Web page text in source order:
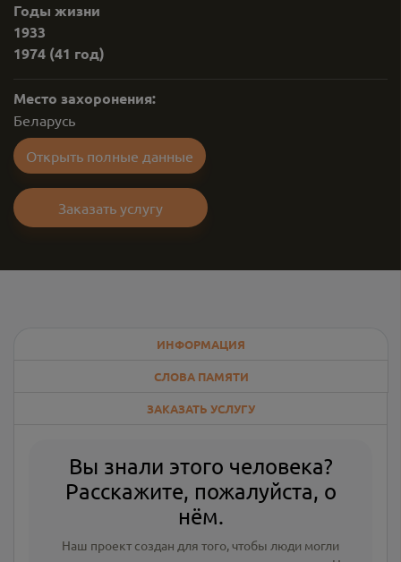
Годы жизни
1933
1974 (41 год)
Место захоронения:
Беларусь
Открыть полные данные
Заказать услугу
ИНФОРМАЦИЯ
СЛОВА ПАМЯТИ
ЗАКАЗАТЬ УСЛУГУ
Вы знали этого человека?
Расскажите, пожалуйста, о
нём.
Наш проект создан для того, чтобы люди могли